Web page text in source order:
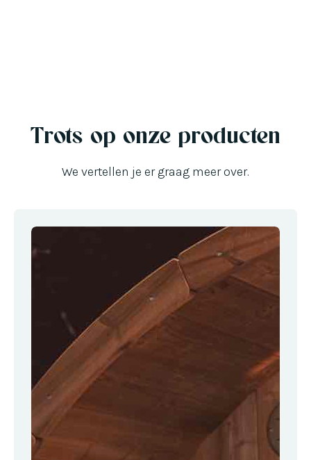
Trots op onze producten
We vertellen je er graag meer over.